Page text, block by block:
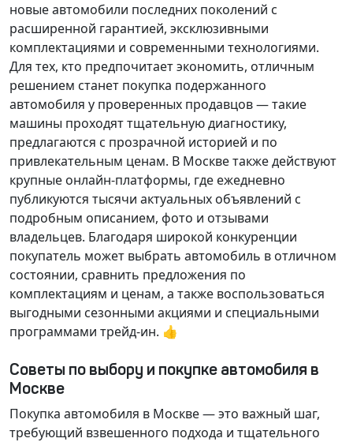
новые автомобили последних поколений с
расширенной гарантией, эксклюзивными
комплектациями и современными технологиями.
Для тех, кто предпочитает экономить, отличным
решением станет покупка подержанного
автомобиля у проверенных продавцов — такие
машины проходят тщательную диагностику,
предлагаются с прозрачной историей и по
привлекательным ценам. В Москве также действуют
крупные онлайн-платформы, где ежедневно
публикуются тысячи актуальных объявлений с
подробным описанием, фото и отзывами
владельцев. Благодаря широкой конкуренции
покупатель может выбрать автомобиль в отличном
состоянии, сравнить предложения по
комплектациям и ценам, а также воспользоваться
выгодными сезонными акциями и специальными
программами трейд-ин. 👍
Советы по выбору и покупке автомобиля в
Москве
Покупка автомобиля в Москве — это важный шаг,
требующий взвешенного подхода и тщательного